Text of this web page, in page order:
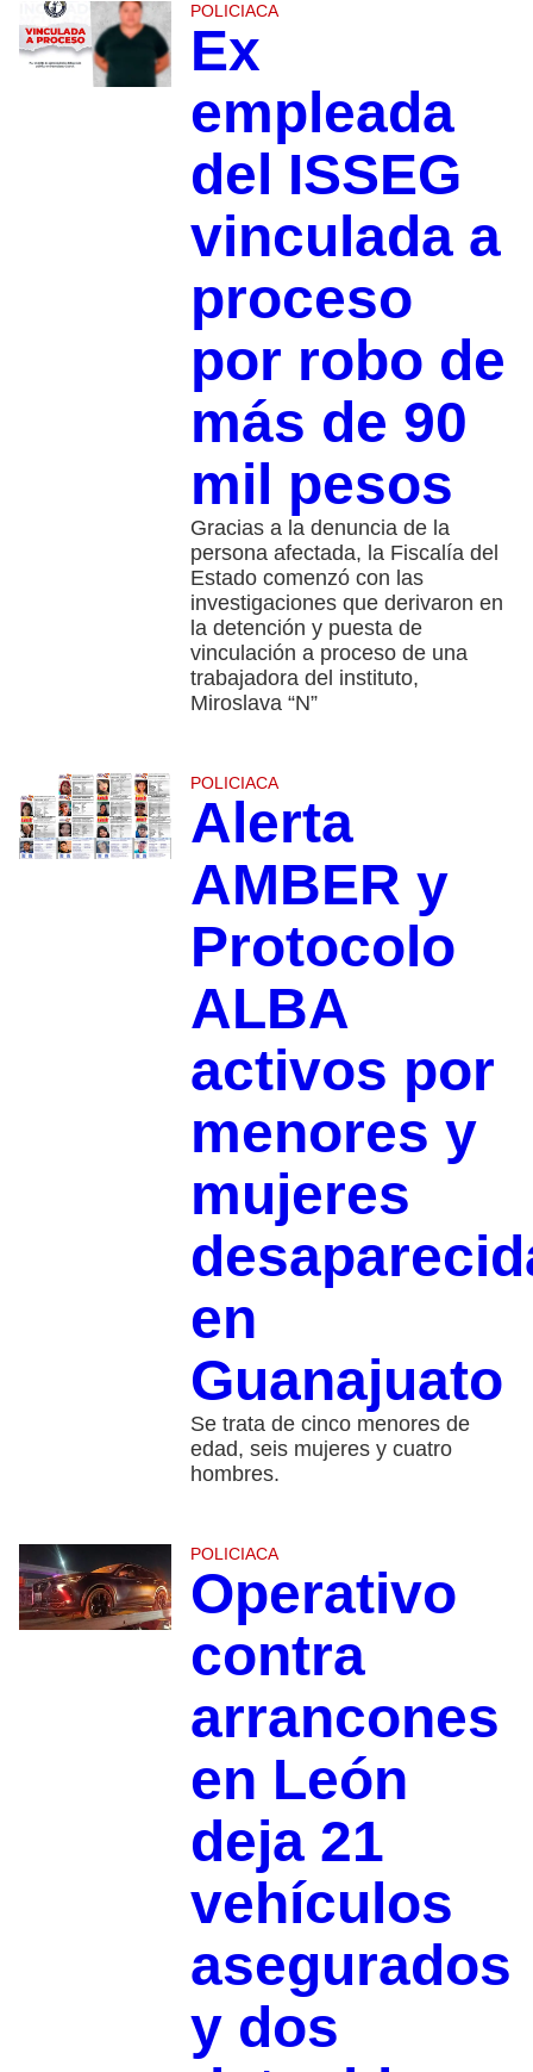
POLICIACA
Ex
empleada
del ISSEG
vinculada a
proceso
por robo de
más de 90
mil pesos
Gracias a la denuncia de la
persona afectada, la Fiscalía del
Estado comenzó con las
investigaciones que derivaron en
la detención y puesta de
vinculación a proceso de una
trabajadora del instituto,
Miroslava “N”
POLICIACA
Alerta
AMBER y
Protocolo
ALBA
activos por
menores y
mujeres
en
Guanajuato
Se trata de cinco menores de
edad, seis mujeres y cuatro
hombres.
POLICIACA
Operativo
contra
arrancones
en León
deja 21
vehículos
asegurados
y dos